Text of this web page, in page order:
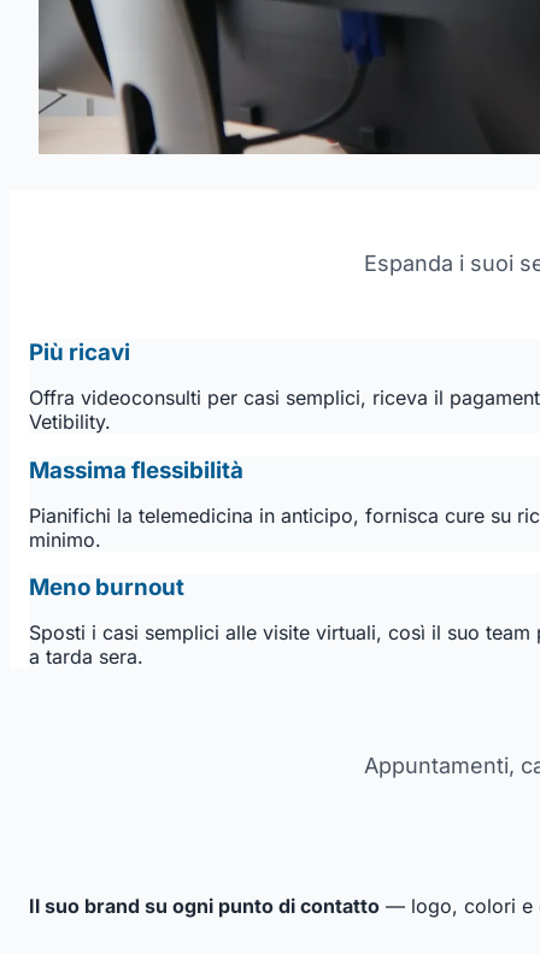
Espanda i suoi
Più ricavi
Offra videoconsulti per casi semplici, riceva il
Vetibility.
Massima flessibilità
Pianifichi la telemedicina in anticipo, fornisca cure su
minimo.
Meno burnout
Sposti i casi semplici alle visite virtuali, così il suo
a tarda sera.
Appuntamenti,
Il suo brand su ogni punto di contatto — logo, colori e